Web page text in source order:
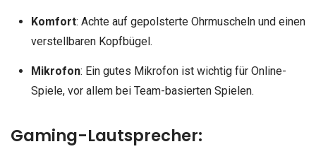
Komfort: Achte auf gepolsterte Ohrmuscheln und einen
verstellbaren Kopfbügel.
Mikrofon: Ein gutes Mikrofon ist wichtig für Online-
Spiele, vor allem bei Team-basierten Spielen.
Gaming-Lautsprecher: